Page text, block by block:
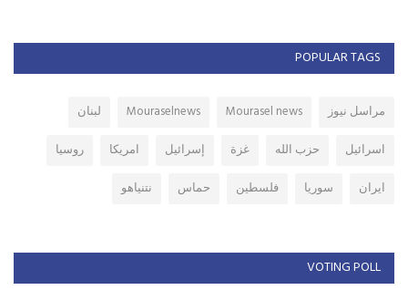
POPULAR TAGS
مراسل نيوز Mourasel news
Mouraselnews
لبنان
اسرائيل
حزب الله غزة إسرائيل امريكا
روسيا
ايران
سوريا فلسطين حماس نتنياهو
VOTING POLL